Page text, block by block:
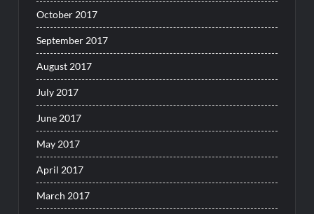
October 2017
September 2017
August 2017
July 2017
June 2017
May 2017
April 2017
March 2017